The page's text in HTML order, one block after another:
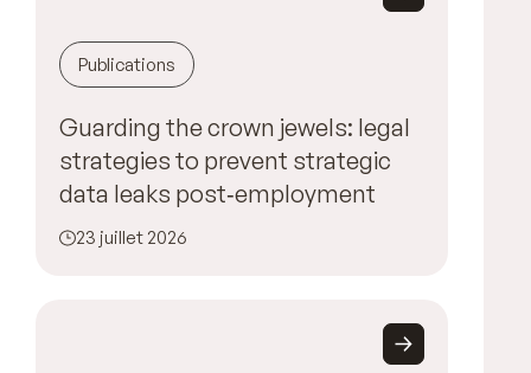
Publications
Guarding the crown jewels: legal
strategies to prevent strategic
data leaks post‑employment
23 juillet 2026